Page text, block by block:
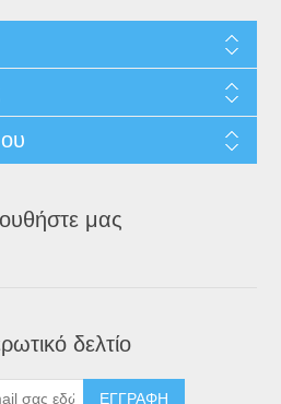
μας
δελτίο
ΕΓΓΡΑΦΉ